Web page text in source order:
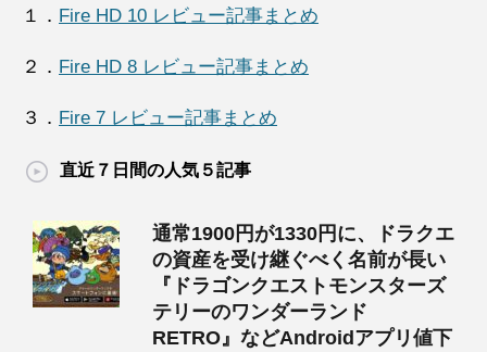
１． Fire HD 10 レビュー記事まとめ
２． Fire HD 8 レビュー記事まとめ
３． Fire 7 レビュー記事まとめ
直近７日間の人気５記事
通常1900円が1330円に、ドラクエ
の資産を受け継ぐべく名前が長い
『ドラゴンクエストモンスターズ
テリーのワンダーランド
RETRO』などAndroidアプリ値下